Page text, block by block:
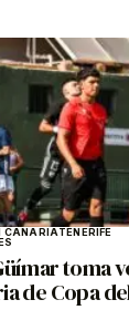
CANARIATENERIFE
toma
de Copa